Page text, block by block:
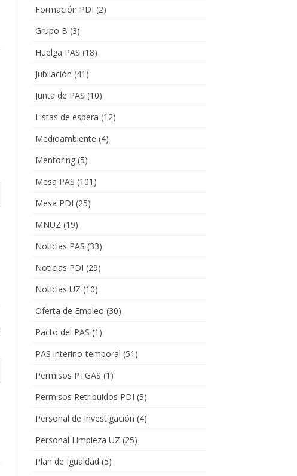
Formación PDI (2)
Grupo B (3)
Huelga PAS (18)
Jubilación (41)
Junta de PAS (10)
Listas de espera (12)
Medioambiente (4)
Mentoring(5)
Mesa PAS (101)
Mesa PDI (25)
MNUZ (19)
Noticias PAS (33)
Noticias PDI (29)
Noticias UZ (10)
Oferta de Empleo (30)
Pacto del PAS (1)
PAS interino-temporal (51)
Permisos PTGAS (1)
Permisos Retribuidos PDI (3)
Personal de Investigación (4)
Personal Limpieza UZ (25)
Plan de Igualdad (5)